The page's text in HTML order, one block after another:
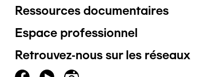
Pied
de
page
Ressources documentaires
Espace professionnel
Retrouvez-nous sur les réseaux